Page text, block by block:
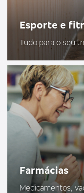
Esporte e
Tudo para o seu
Farmácias
Medicamentos,